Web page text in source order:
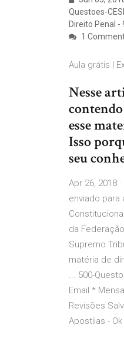
Questoes-
Direito Penal -
1
Aula grátis |
Nesse
esse
Isso
seu
Apr 26, 2018
enviado para
da
Supremo
matéria de
... 500-
Email *
Revisões
Apostilas - Ok